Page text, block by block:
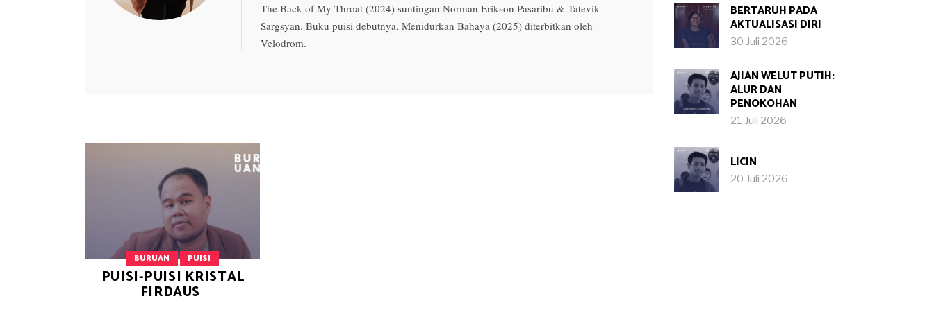
The Back of My Throat (2024) suntingan Norman Erikson Pasaribu & Tatevik
Sargsyan. Buku puisi debutnya, Menidurkan Bahaya (2025) diterbitkan oleh
Velodrom.
BURUAN PUISI
PUISI-PUISI KRISTAL
FIRDAUS
BERTARUH PADA
AKTUALISASI DIRI
30 Juli 2026
AJIAN WELUT PUTIH:
ALUR DAN
PENOKOHAN
21 Juli 2026
LICIN
20 Juli 2026